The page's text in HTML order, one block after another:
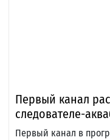
Первый канал
следователе-
Первый канал в